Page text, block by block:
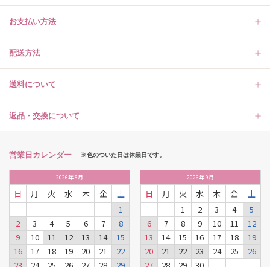
お支払い方法
配送方法
送料について
返品・交換について
営業日カレンダー ※色のついた日は休業日です。
2026年8月
日 月 火 水 木 金
土
1
2
3 4 5 6 7
8
9
10 11 12 13 14
15
16
17 18 19 20 21
22
2026年9月
日 月 火 水 木 金
土
1
2 3 4
5
6
7 8 9 10 11
12
13
14 15 16 17 18
19
20
21 22 23 24 25
26